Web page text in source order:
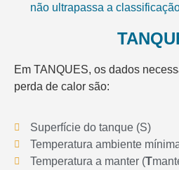
não ultrapassa a
Em TANQUES, os dados
perda de calor são:
Superfície do tanque (S)
Temperatura ambiente
Temperatura a manter (T